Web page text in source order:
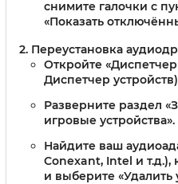
снимите галочки с
«Показать
Переустановка
Откройте «Диспетчер
Диспетчер
Разверните раздел
игровые устройства».
Найдите ваш
Conexant, Intel и
и выберите «Удалить